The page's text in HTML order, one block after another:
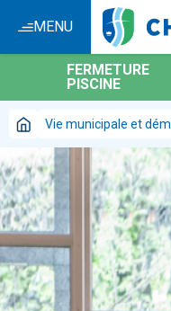
MENU
FERMETURE
PISCINE
-En
Vie municipale et